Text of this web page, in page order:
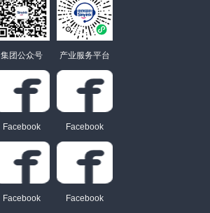
集团公众号 产业服务平台
Facebook Facebook
Facebook Facebook